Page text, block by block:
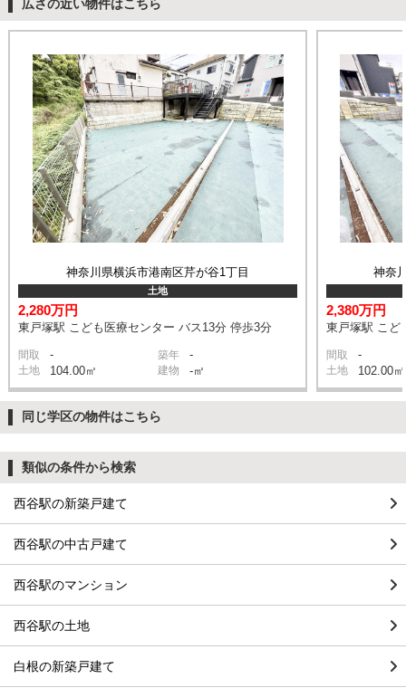
広さの近い物件はこちら
神奈川県横浜市港南区芹が谷1丁目
土地
2,280万円
東戸塚駅 こども医療センター バス13分 停歩3分
間取 - 築年 -
土地 104.00㎡ 建物 -㎡
神奈
2,380万円
東戸塚駅 こど
間取 -
土地 102.00㎡
同じ学区の物件はこちら
類似の条件から検索
西谷駅の新築戸建て
西谷駅の中古戸建て
西谷駅のマンション
西谷駅の土地
白根の新築戸建て